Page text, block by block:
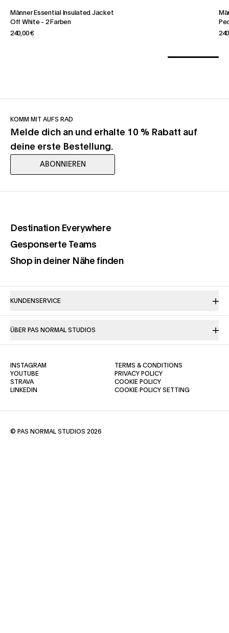
Männer Essential Insulated Jacket
Off White- 2 Farben
240,00 €
KOMM MIT AUFS RAD
Melde dich an und erhalte 10 % Rabatt auf
deine erste Bestellung.
ABONNIEREN
Destination Everywhere(opens in a new tab)
Gesponserte Teams(opens in a new tab)
Shop in deiner Nähe finden(opens in a new tab)
KUNDENSERVICE
ÜBER PAS NORMAL STUDIOS
TERMS & CONDITIONS
PRIVACY POLICY(OPENS IN A NEW TAB)
COOKIE POLICY(OPENS IN A NEW TAB)
COOKIE POLICY SETTING
INSTAGRAM
YOUTUBE(OPENS IN A NEW TAB)
STRAVA(OPENS IN A NEW TAB)
LINKEDIN
© PAS NORMAL STUDIOS 2026